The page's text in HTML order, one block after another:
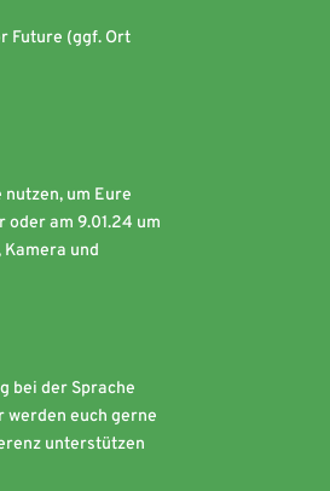
Future (ggf. Ort
um Eure
am 9.01.24 um
und
bei der Sprache
werden euch gerne
unterstützen